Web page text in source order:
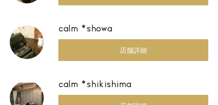
calm *showa
店舗詳細
calm *shikishima